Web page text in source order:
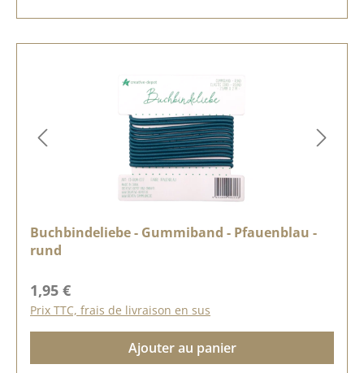
Buchbindeliebe - Gummiband - Pfauenblau -
rund
Prix régulier :
1,95 €
Prix TTC, frais de livraison en sus
Ajouter au panier